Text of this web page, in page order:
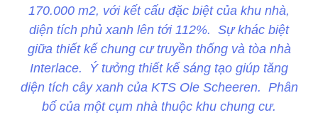
170.000 m2, với kết cấu đặc biệt của khu nhà,
diện tích phủ xanh lên tới 112%. Sự khác biệt
giữa thiết kế chung cư truyền thống và tòa nhà
Interlace. Ý tưởng thiết kế sáng tạo giúp tăng
diện tích cây xanh của KTS Ole Scheeren. Phân
bố của một cụm nhà thuộc khu chung cư.